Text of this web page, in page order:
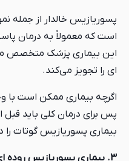
پسوریازیس خالدار از جمله
است که معمولاً به درمان
این بیماری پزشک متخصص
ای را تجویز می‌کند.
اگرچه بیماری ممکن است با
پس برای درمان کلی باید قبل
بیماری پسوریازیس گوتات را
3. بیماری پسوریازیس روده ای